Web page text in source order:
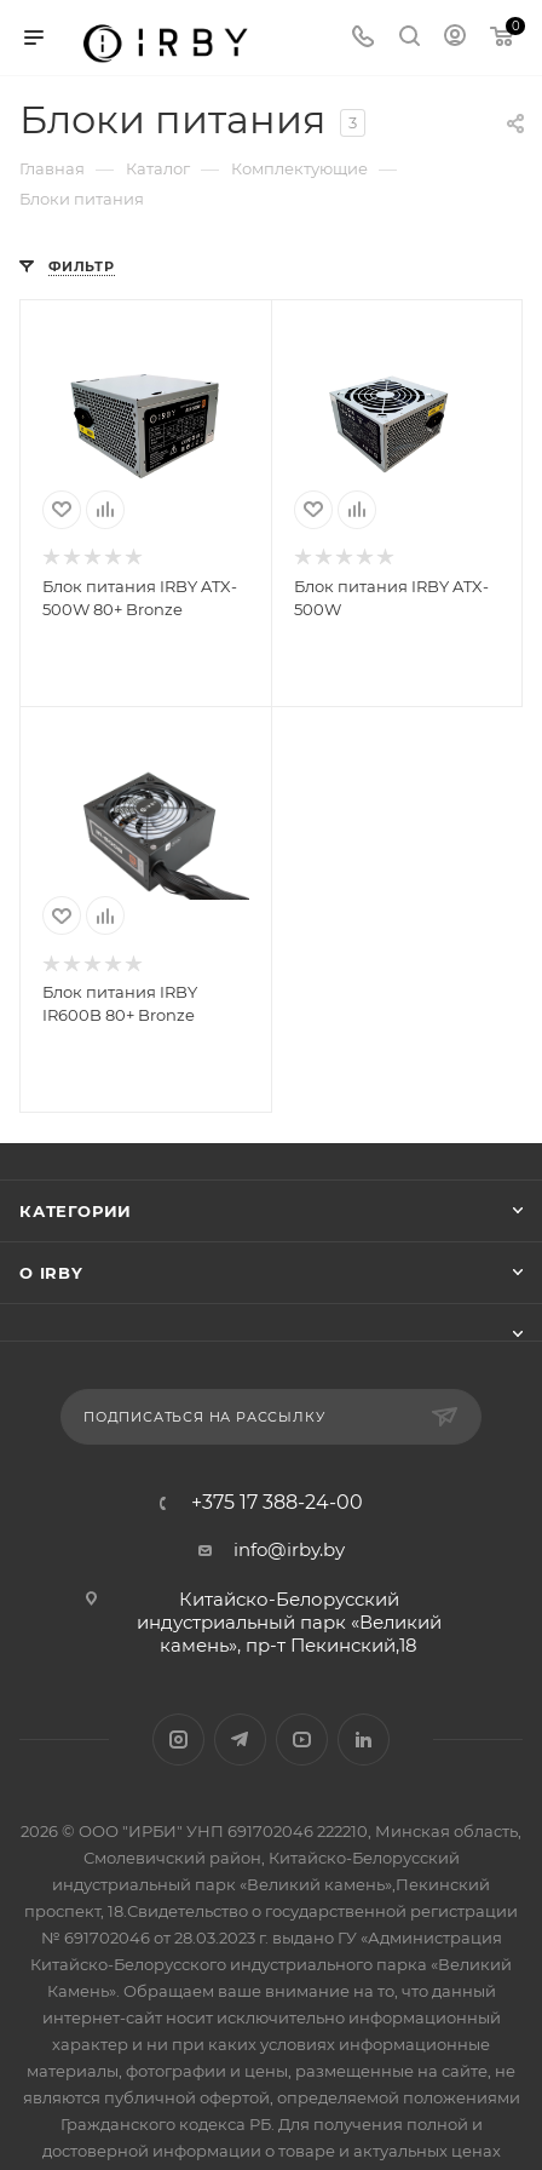
0
Блоки питания 3
Главная — Каталог — Комплектующие —
Блоки питания
ФИЛЬТР
Блок питания IRBY ATX-
500W 80+ Bronze
Блок питания IRBY ATX-
500W
Блок питания IRBY
IR600B 80+ Bronze
КАТЕГОРИИ
О IRBY
ПОДПИСАТЬСЯ НА РАССЫЛКУ
+375 17 388-24-00
info@irby.by
Китайско-Белорусский
индустриальный парк «Великий
камень», пр-т Пекинский,18
2026 © ООО "ИРБИ" УНП 691702046 222210, Минская область,
Смолевичский район, Китайско-Белорусский
индустриальный парк «Великий камень»,Пекинский
проспект, 18.Свидетельство о государственной регистрации
№ 691702046 от 28.03.2023 г. выдано ГУ «Администрация
Китайско-Белорусского индустриального парка «Великий
Камень». Обращаем ваше внимание на то, что данный
интернет-сайт носит исключительно информационный
характер и ни при каких условиях информационные
материалы, фотографии и цены, размещенные на сайте, не
являются публичной офертой, определяемой положениями
Гражданского кодекса РБ. Для получения полной и
достоверной информации о товаре и актуальных ценах